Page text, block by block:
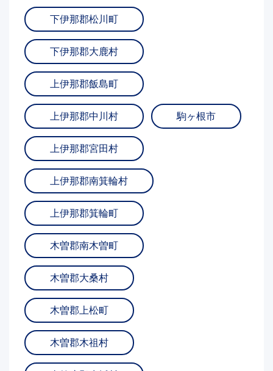
下伊那郡松川町
下伊那郡大鹿村
上伊那郡飯島町
上伊那郡中川村 駒ヶ根市
上伊那郡宮田村
上伊那郡南箕輪村
上伊那郡箕輪町
木曽郡南木曽町
木曽郡大桑村
木曽郡上松町
木曽郡木祖村